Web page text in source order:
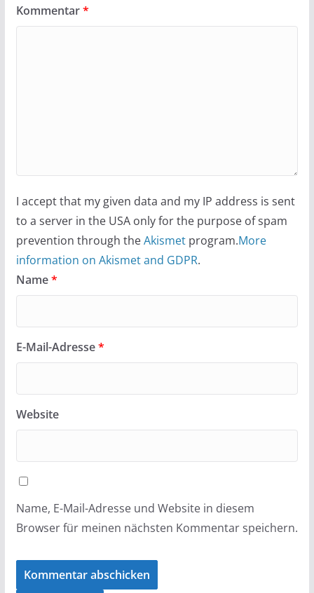
Kommentar*
I accept that my given data and my IP address is sent
to a server in the USA only for the purpose of spam
prevention through theAkismetprogram.More
information on Akismet and GDPR.
Name*
E-Mail-Adresse*
Website
Name, E-Mail-Adresse und Website in diesem
Browser für meinen nächsten Kommentar speichern.